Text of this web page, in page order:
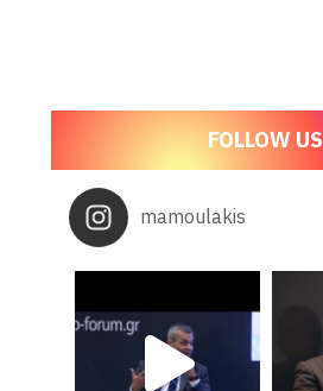
mamoulakis
FOLLOW US